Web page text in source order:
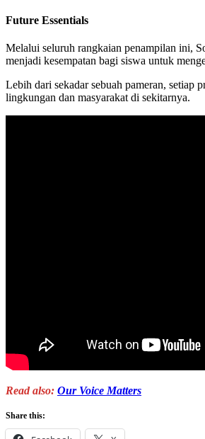
Future Essentials
Melalui seluruh rangkaian penampilan ini,
menjadi kesempatan bagi siswa untuk
Lebih dari sekadar sebuah pameran, setiap
lingkungan dan masyarakat di sekitarnya.
Read also: Our Voice Matters
Share this: